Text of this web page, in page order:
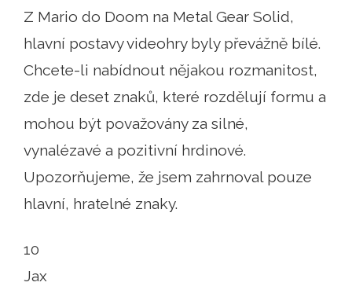
Z Mario do Doom na Metal Gear Solid,
hlavní postavy videohry byly převážně bílé.
Chcete-li nabídnout nějakou rozmanitost,
zde je deset znaků, které rozdělují formu a
mohou být považovány za silné,
vynalézavé a pozitivní hrdinové.
Upozorňujeme, že jsem zahrnoval pouze
hlavní, hratelné znaky.
10
Jax